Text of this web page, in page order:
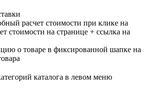
расчет стоимости при клике на
стоимости на странице + ссылка на
о товаре в фиксированной шапке на
каталога в левом меню